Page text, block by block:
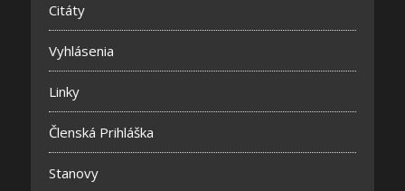
Citáty
Vyhlásenia
Linky
Členská Prihláška
Stanovy